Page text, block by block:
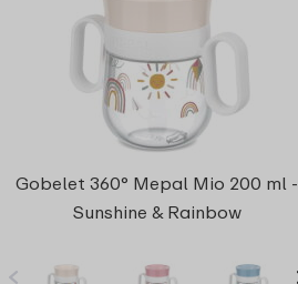
Gobelet 360° Mepal Mio 200 ml -
Sunshine & Rainbow